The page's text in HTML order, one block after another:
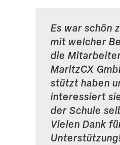
Es war schön
mit welcher
die
MaritzCX
stützt haben
inter­es­siert
der Schule
Vielen Dank